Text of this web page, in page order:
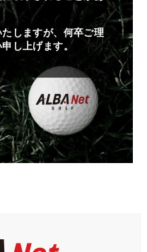
しますが、何卒ご理
し上げます。